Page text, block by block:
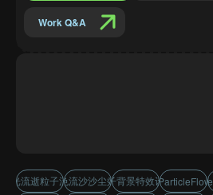
Work Q&A
时光流逝粒子流动金色流沙沙尘效果粒子背景特效设计